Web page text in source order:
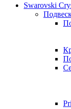
Swarovski